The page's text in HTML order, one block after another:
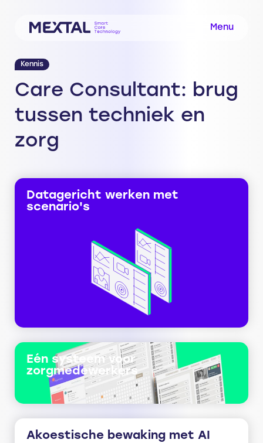
Menu
Kennis
Care Consultant: brug
tussen techniek en
zorg
Datagericht werken met
scenario's
Eén systeem voor
zorgmedewerkers
Akoestische bewaking met AI